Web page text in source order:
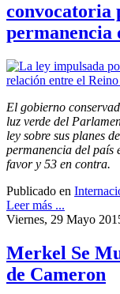
convocatoria
permanencia
El gobierno
luz verde del
ley sobre sus planes
permanencia del país
favor y 53 en contra.
Publicado en
Leer más ...
Viernes, 29 Mayo
Merkel Se
de Cameron